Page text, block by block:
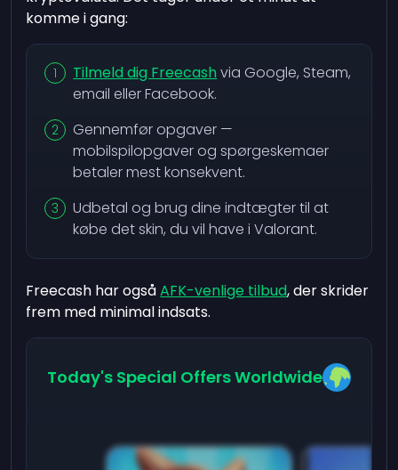
komme i gang:
Tilmeld dig Freecashvia Google, Steam,
email eller Facebook.
Gennemfør opgaver —
mobilspilopgaver og spørgeskemaer
betaler mest konsekvent.
Udbetal og brug dine indtægter til at
købe det skin, du vil have i Valorant.
Freecash har ogsåAFK-venlige tilbud, der skrider
frem med minimal indsats.
Today's Special Offers Worldwide